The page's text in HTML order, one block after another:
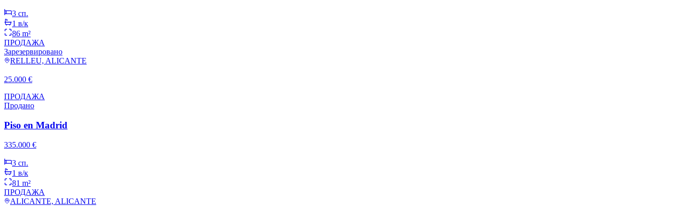
3 сп.
1 в/к
86 m²
ПРОДАЖА
Зарезервировано
RELLEU, ALICANTE
25.000 €
ПРОДАЖА
Продано
Piso en Madrid
335.000 €
3 сп.
1 в/к
81 m²
ПРОДАЖА
ALICANTE, ALICANTE